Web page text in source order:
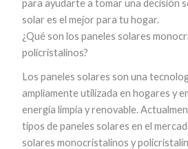
para ayudarte a tomar una decisión
solar es el mejor para tu hogar.
¿Qué son los paneles solares
policristalinos?
Los paneles solares son una
ampliamente utilizada en hogares y
energía limpia y renovable.
tipos de paneles solares en el
solares monocristalinos y